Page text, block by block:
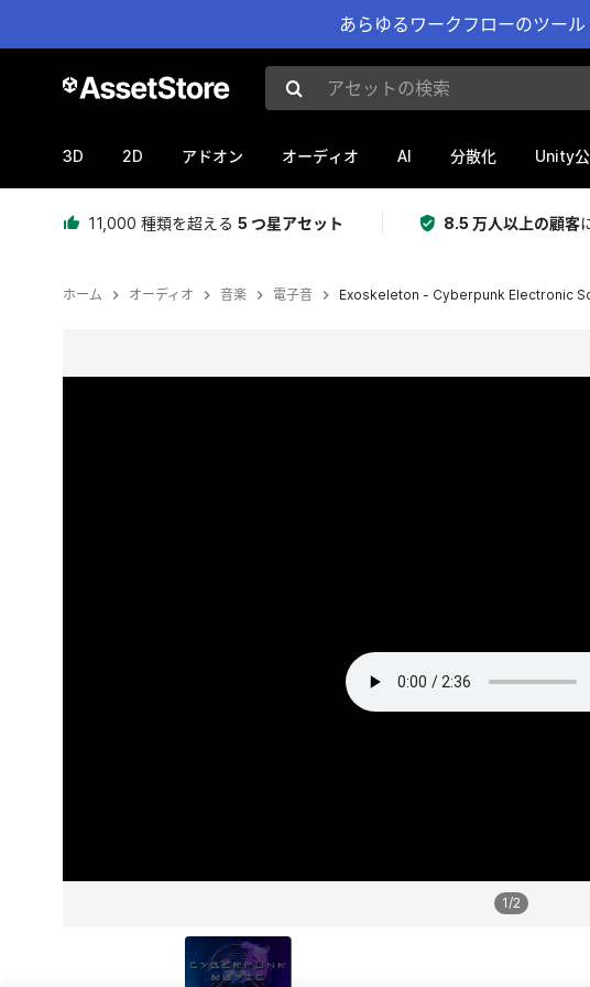
あらゆるワークフローのツー
アセットの検索
3D 2D アドオン オーディオ AI 分散化 Unity
11,000 種類を超える 5 つ星アセット 8.5 万人以上の顧客
ホーム オーディオ 音楽 電子音 Exoskeleton - Cyberpunk Electronic
1/2